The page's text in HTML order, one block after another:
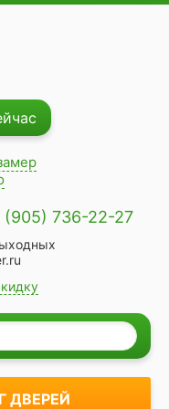
(905) 736-22-27
ДВЕРЕЙ